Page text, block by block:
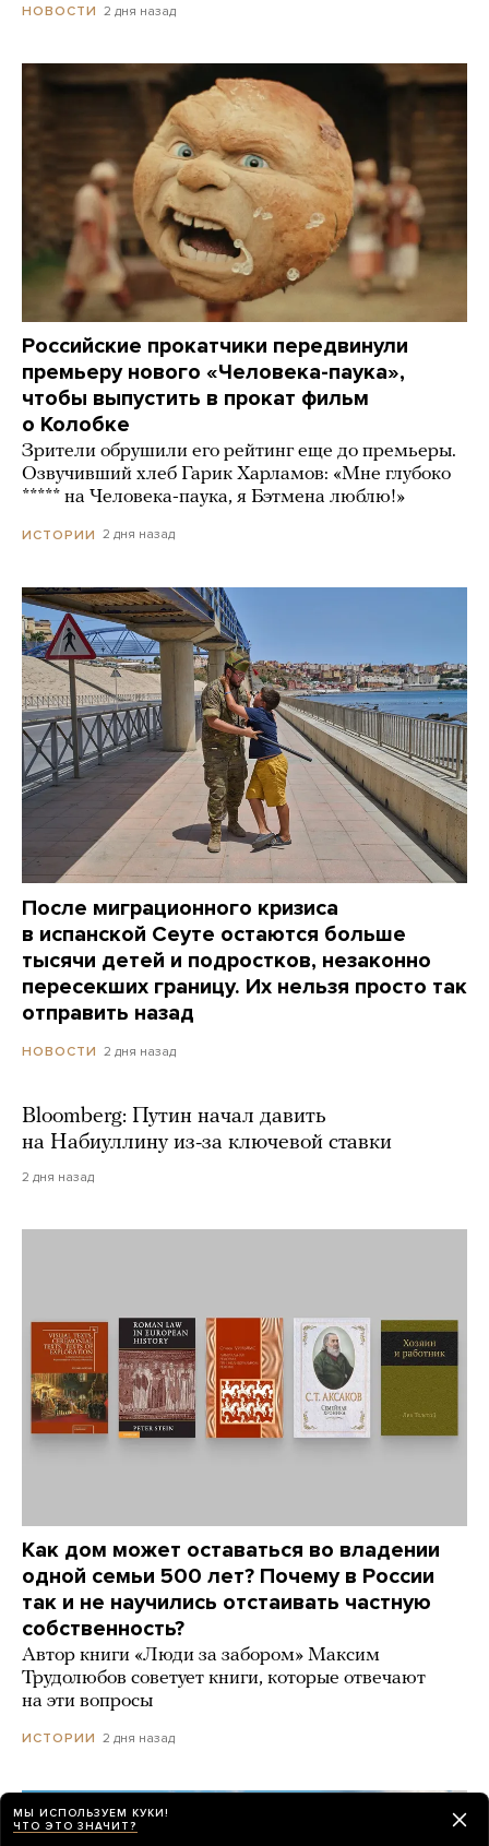
НОВОСТИ 2 дня назад
Российские прокатчики передвинули
премьеру нового «Человека-паука»,
чтобы выпустить в прокат фильм
о Колобке
Зрители обрушили его рейтинг еще до премьеры.
Озвучивший хлеб Гарик Харламов: «Мне глубоко
***** на Человека-паука, я Бэтмена люблю!»
ИСТОРИИ 2 дня назад
После миграционного кризиса
в испанской Сеуте остаются больше
тысячи детей и подростков, незаконно
пересекших границу. Их нельзя просто так
отправить назад
НОВОСТИ 2 дня назад
Bloomberg: Путин начал давить
на Набиуллину из-за ключевой ставки
2 дня назад
Как дом может оставаться во владении
одной семьи 500 лет? Почему в России
так и не научились отстаивать частную
собственность?
Автор книги «Люди за забором» Максим
Трудолюбов советует книги, которые отвечают
на эти вопросы
ИСТОРИИ 2 дня назад
МЫ ИСПОЛЬЗУЕМ КУКИ!
ЧТО ЭТО ЗНАЧИТ?